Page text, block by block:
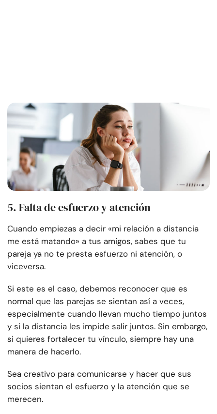
5. Falta de esfuerzo y atención
Cuando empiezas a decir «mi relación a distancia
me está matando» a tus amigos, sabes que tu
pareja ya no te presta esfuerzo ni atención, o
viceversa.
Si este es el caso, debemos reconocer que es
normal que las parejas se sientan así a veces,
especialmente cuando llevan mucho tiempo juntos
y si la distancia les impide salir juntos. Sin embargo,
si quieres fortalecer tu vínculo, siempre hay una
manera de hacerlo.
Sea creativo para comunicarse y hacer que sus
socios sientan el esfuerzo y la atención que se
merecen.